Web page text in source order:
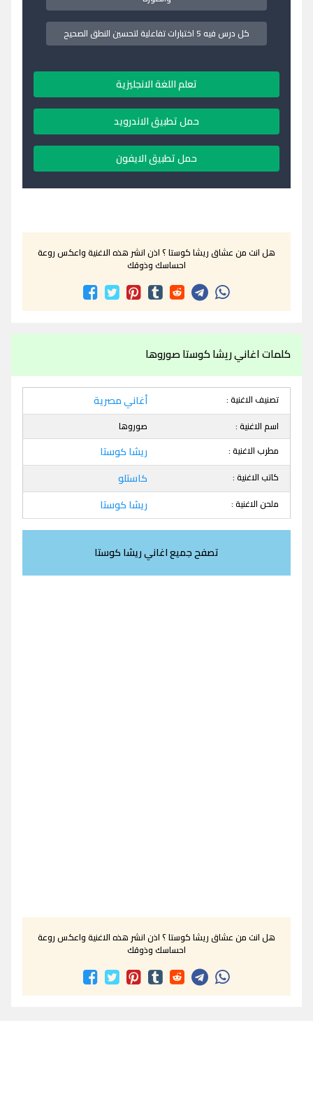
كل درس فيه 5 اختبارات تفاعلية لتحسين النطق الصحيح
تعلم اللغة الانجليزية
حمل تطبيق الاندرويد
حمل تطبيق الايفون
هل انت من عشاق ريشا كوستا ؟ اذن انشر هذه الاغنية واعكس روعة
احساسك وذوقك
كلمات اغاني ريشا كوستا صوروها
تصنيف الاغنية : أغاني مصرية
اسم الاغنية :
صوروها
مطرب الاغنية :
ريشا كوستا
كاتب الاغنية : كاستلو
ملحن الاغنية : ريشا كوستا
تصفح جميع اغاني ريشا كوستا
هل انت من عشاق ريشا كوستا ؟ اذن انشر هذه الاغنية واعكس روعة
احساسك وذوقك